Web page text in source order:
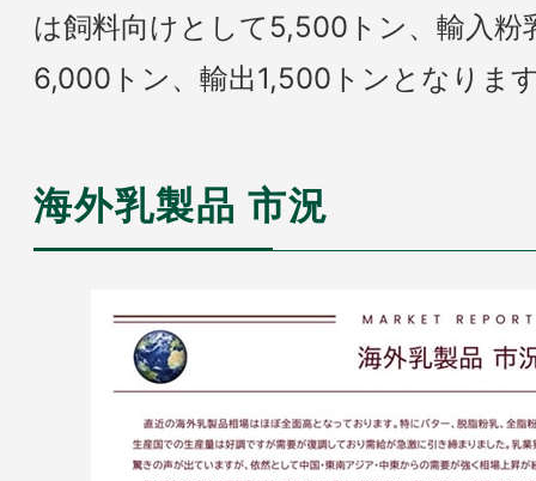
は飼料向けとして5,500トン、輸入粉
6,000トン、輸出1,500トンとなりま
海外乳製品 市況